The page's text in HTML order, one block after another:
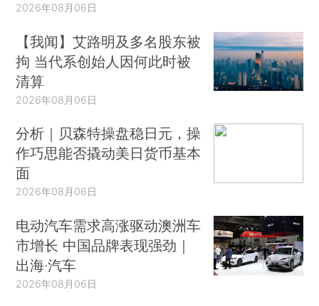
2026年08月06日
【我闻】艾路明及多名股东被
拘 当代系创始人因何此时被
清算
2026年08月06日
分析｜贝森特操盘稳日元，操
作巧思能否撬动美日货币基本
面
2026年08月06日
电动汽车需求高涨驱动澳洲车
市增长 中国品牌表现强劲｜
出海·汽车
2026年08月06日